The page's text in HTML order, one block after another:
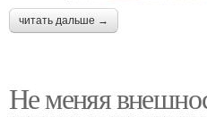
читать дальше →
Не меняя